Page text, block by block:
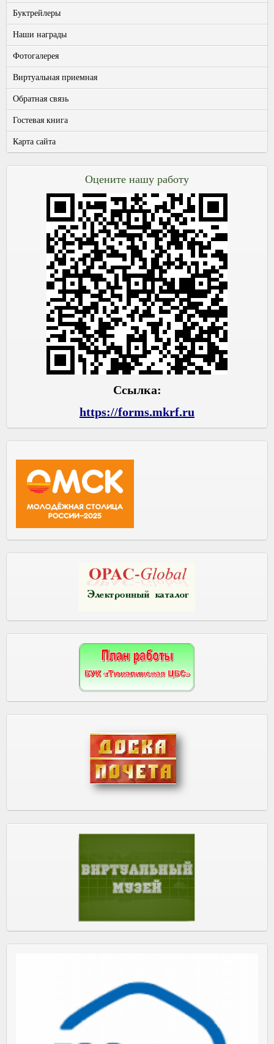
Буктрейлеры
Наши награды
Фотогалерея
Виртуальная приемная
Обратная связь
Гостевая книга
Карта сайта
Оцените нашу работу
Ссылка:
https://forms.mkrf.ru